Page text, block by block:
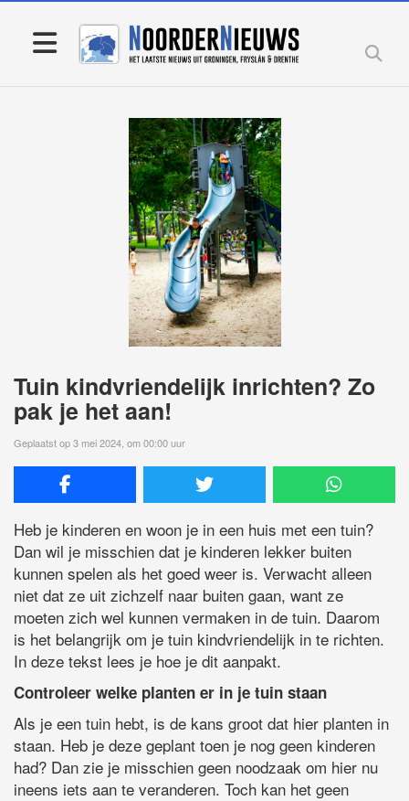
Tuin kindvriendelijk inrichten? Zo
pak je het aan!
Geplaatst op 3 mei 2024, om 00:00 uur
Heb je kinderen en woon je in een huis met een tuin?
Dan wil je misschien dat je kinderen lekker buiten
kunnen spelen als het goed weer is. Verwacht alleen
niet dat ze uit zichzelf naar buiten gaan, want ze
moeten zich wel kunnen vermaken in de tuin. Daarom
is het belangrijk om je tuin kindvriendelijk in te richten.
In deze tekst lees je hoe je dit aanpakt.
Controleer welke planten er in je tuin staan
Als je een tuin hebt, is de kans groot dat hier planten in
staan. Heb je deze geplant toen je nog geen kinderen
had? Dan zie je misschien geen noodzaak om hier nu
ineens iets aan te veranderen. Toch kan het geen